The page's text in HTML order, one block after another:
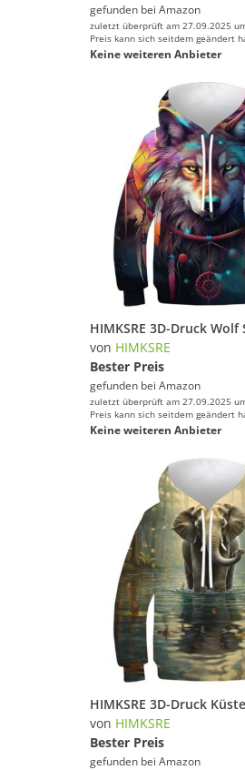
gefunden bei Amazon
zuletzt überprüft am 27.09.2025
Preis kann sich seitdem geändert
Keine weiteren Anbieter
von HIMKSRE
Bester Preis
gefunden bei Amazon
zuletzt überprüft am 27.09.2025
Preis kann sich seitdem geändert
Keine weiteren Anbieter
von HIMKSRE
Bester Preis
gefunden bei Amazon